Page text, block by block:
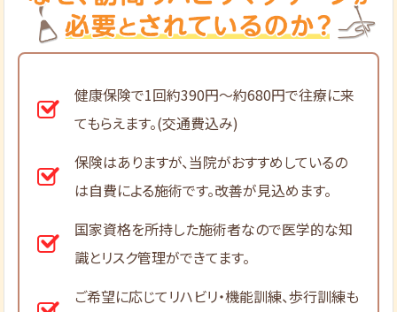
健康保険で1回約390円～約680円で往療に来
てもらえます。(交通費込み)
保険はありますが、当院がおすすめしているの
は自費による施術です。改善が見込めます。
国家資格を所持した施術者なので医学的な知
識とリスク管理ができてます。
ご希望に応じてリハビリ・機能訓練、歩行訓練も